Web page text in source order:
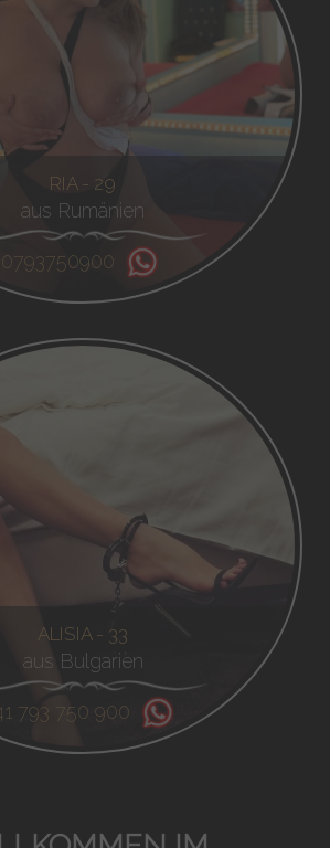
RIA - 29
aus Rumänien
0793750900
ALISIA - 33
aus Bulgarien
793 750 900